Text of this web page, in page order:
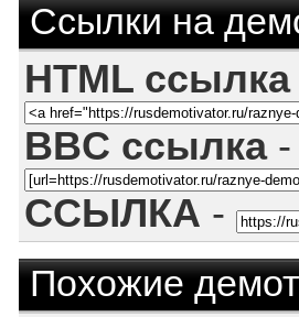
Ссылки на
HTML ссылка
BBC ссылка-
ССЫЛКА -
Похожие